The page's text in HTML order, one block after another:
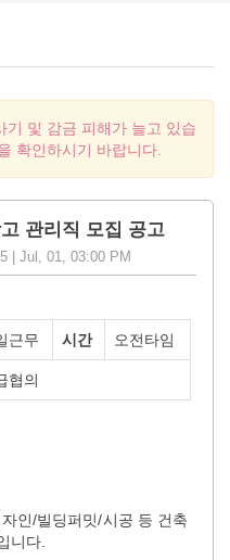
기 및 감금 피해가 늘고 있습
확인하시기 바랍니다.
관리직 모집 공고
| Jul, 01, 03:00 PM
근무 시간 오전타임
협의
인/빌딩퍼밋/시공 등 건축
니다.